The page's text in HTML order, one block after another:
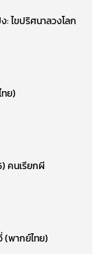
: ไขปริศนาลวงโลก
ย)
คนเรียกผี
(พากย์ไทย)